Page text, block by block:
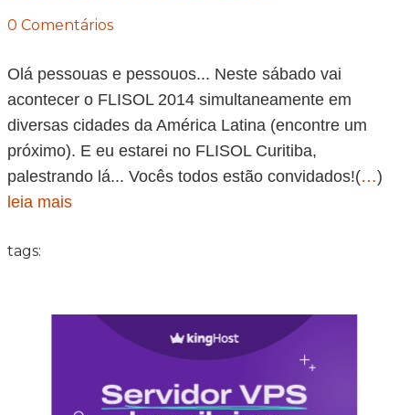
0 Comentários
Olá pessouas e pessouos... Neste sábado vai
acontecer o FLISOL 2014 simultaneamente em
diversas cidades da América Latina (encontre um
próximo). E eu estarei no FLISOL Curitiba,
palestrando lá... Vocês todos estão convidados!(…)
leia mais
tags: